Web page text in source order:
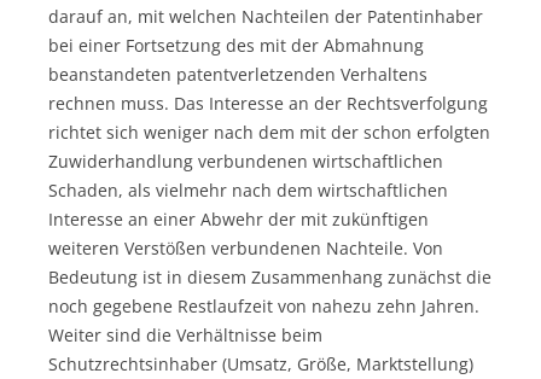
darauf an, mit welchen Nachteilen der Patentinhaber
bei einer Fortsetzung des mit der Abmahnung
beanstandeten patentverletzenden Verhaltens
rechnen muss. Das Interesse an der Rechtsverfolgung
richtet sich weniger nach dem mit der schon erfolgten
Zuwiderhandlung verbundenen wirtschaftlichen
Schaden, als vielmehr nach dem wirtschaftlichen
Interesse an einer Abwehr der mit zukünftigen
weiteren Verstößen verbundenen Nachteile. Von
Bedeutung ist in diesem Zusammenhang zunächst die
noch gegebene Restlaufzeit von nahezu zehn Jahren.
Weiter sind die Verhältnisse beim
Schutzrechtsinhaber (Umsatz, Größe, Marktstellung)